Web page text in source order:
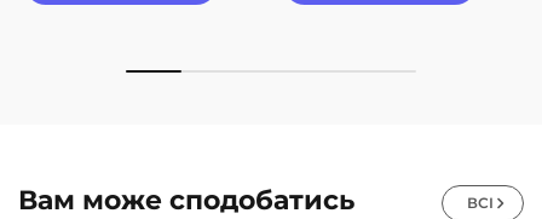
Вам може сподобатись ВСІ